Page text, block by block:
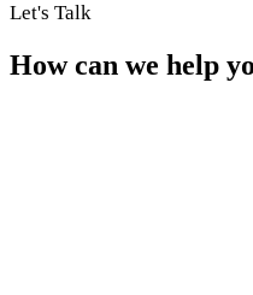
Let's Talk
How can we help